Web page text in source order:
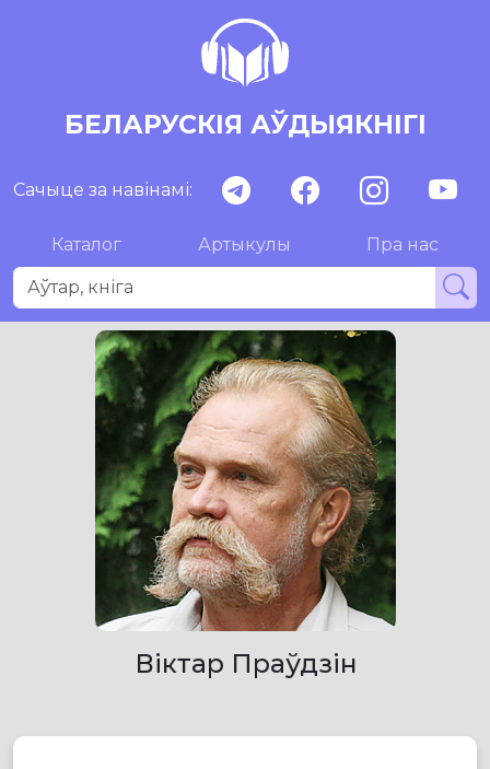
БЕЛАРУСКІЯ АЎДЫЯКНІГІ
Сачыце за навінамі:
Каталог Артыкулы Пра нас
Віктар Праўдзін